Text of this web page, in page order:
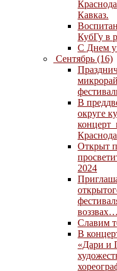
Кавказ.
КубГу в
С Днем
Сентябрь (16)
В
округе
концерт
Открыт
2024
Славим
В
«Дари и